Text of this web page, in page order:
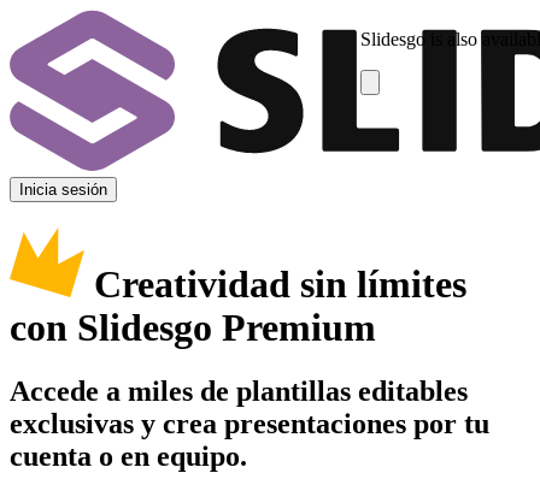
Slidesgo is also
Inicia sesión
Creatividad sin límites
con Slidesgo Premium
Accede a miles de plantillas editables
exclusivas y crea presentaciones por tu
cuenta o en equipo.